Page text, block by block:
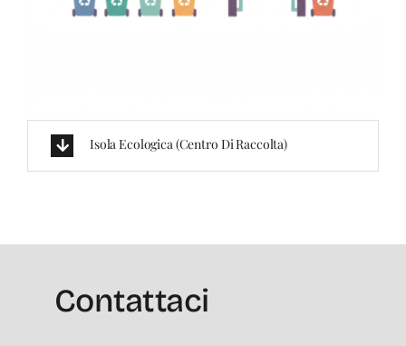
Isola Ecologica (centro Di Raccolta)
Contattaci